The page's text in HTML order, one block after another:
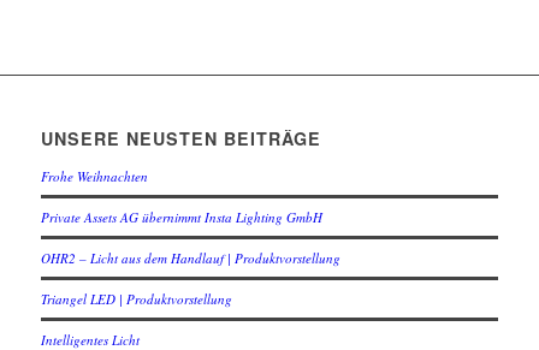
UNSERE NEUSTEN BEITRÄGE
Frohe Weihnachten
Private Assets AG übernimmt Insta Lighting GmbH
OHR2 – Licht aus dem Handlauf | Produktvorstellung
Triangel LED | Produktvorstellung
Intelligentes Licht